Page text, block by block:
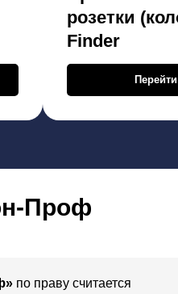
розетки
Finder
Перейти
Проф
по праву считается